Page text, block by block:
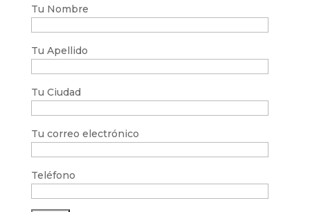
Tu Nombre
Tu Apellido
Tu Ciudad
Tu correo electrónico
Teléfono